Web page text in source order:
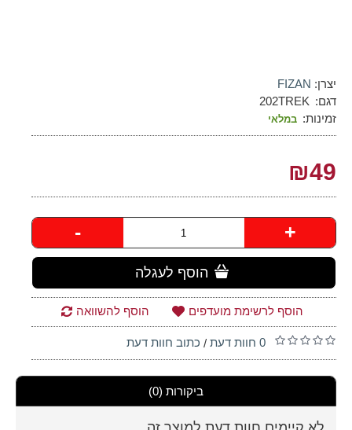
יצרן: FIZAN
דגם: 202TREK
זמינות: במלאי
₪49
- +
הוסף לעגלה
הוסף לרשימת מועדפים הוסף להשוואה
0 חוות דעת / כתוב חוות דעת
ביקורות (0)